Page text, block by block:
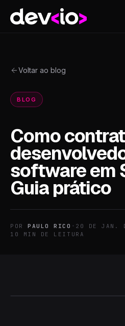
Devio
Voltar ao blog
BLOG
Como
software em
Guia prático
PORPAULO RICO • 20 DE JAN.
10
MIN DE LEITURA